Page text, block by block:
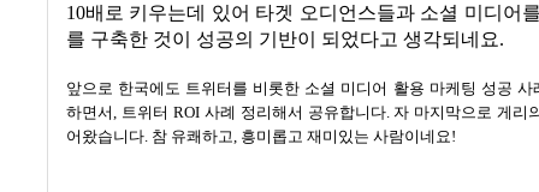
10배로 키우는데 있어 타겟 오디언스들과 소셜 미디어
를 구축한 것이 성공의 기반이 되었다고 생각되네요.
앞으로 한국에도 트위터를 비롯한 소셜 미디어 활용 마케팅 성공 사
하면서
트위터 ROI 사례 정리해서 공유합니다.자 마지막으로 게리
어왔습니다 참 유쾌하고, 흥미롭고 재미있는 사람이네요!